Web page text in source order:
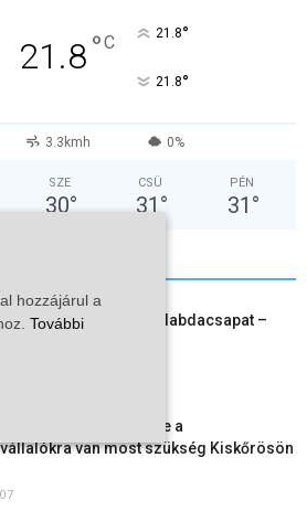
21.8°C 21.8°
21.8°
3.3kmh 0%
SZE
30°
CSÜ
31 °
PÉN
31 °
a kiskőrösi női kézilabdacsapat –
állásajánlatok: ezekre a
van most szükség Kiskőrösön
hozzájárul a
További